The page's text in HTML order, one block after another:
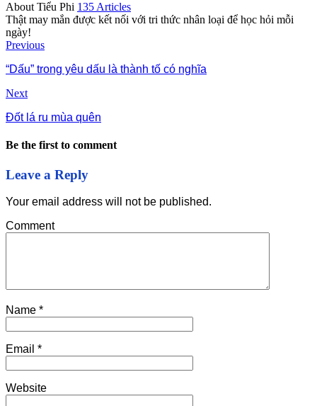
About Tiểu Phi 135 Articles
Thật may mắn được kết nối với tri thức nhân loại để học hỏi mỗi
ngày!
Previous
“Dấu” trong yêu dấu là thành tố có nghĩa
Next
Đốt lá ru mùa quên
Be the first to comment
Leave a Reply
Your email address will not be published.
Comment
Name *
Email *
Website